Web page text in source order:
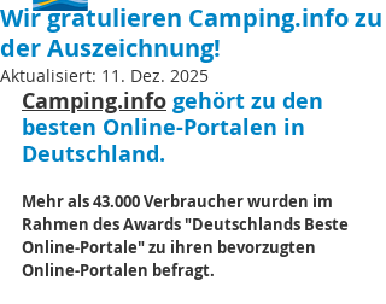
Wir gratulieren Camping.info zu
der Auszeichnung!
Aktualisiert: 11. Dez. 2025
Camping.info gehört zu den
besten Online-Portalen in
Deutschland.
Mehr als 43.000 Verbraucher wurden im
Rahmen des Awards "Deutschlands Beste
Online-Portale" zu ihren bevorzugten
Online-Portalen befragt.